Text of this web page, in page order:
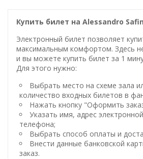
Купить билет на Alessandro
Электронный билет позволяет
максимальным комфортом. Здесь
и вы можете купить билет за 1
Для этого нужно:
Выбрать место на схеме зала
количество входных билетов в
Нажать кнопку "Оформить
Указать имя, адрес
телефона;
Выбрать способ оплаты и
Внести данные банковской
заказ.